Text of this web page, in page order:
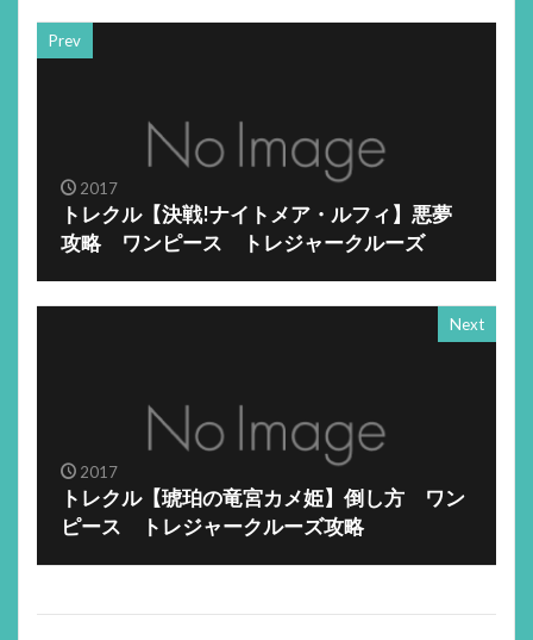
Prev
2017
トレクル【決戦!ナイトメア・ルフィ】悪夢
攻略 ワンピース トレジャークルーズ
Next
2017
トレクル【琥珀の竜宮カメ姫】倒し方 ワン
ピース トレジャークルーズ攻略